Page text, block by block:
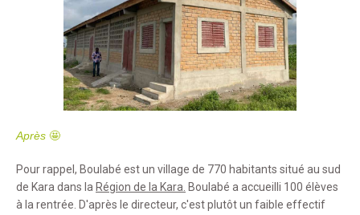
Après 🤩
Pour rappel, Boulabé est un village de 770 habitants situé au sud
de Kara dans la Région de la Kara. Boulabé a accueilli 100 élèves
à la rentrée. D'après le directeur, c'est plutôt un faible effectif